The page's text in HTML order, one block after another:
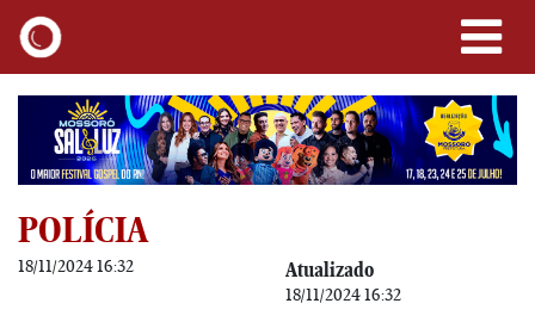
POLÍCIA
18/11/2024 16:32 Atualizado
18/11/2024 16:32